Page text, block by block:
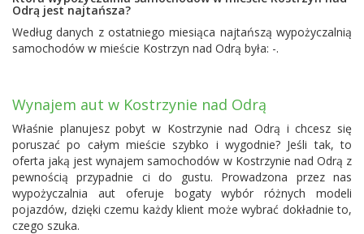
Odrą jest najtańsza?
Według danych z ostatniego miesiąca najtańszą wypożyczalnią
samochodów w mieście Kostrzyn nad Odrą była: -.
Wynajem aut w Kostrzynie nad Odrą
Właśnie planujesz pobyt w Kostrzynie nad Odrą i chcesz się
poruszać po całym mieście szybko i wygodnie? Jeśli tak, to
oferta jaką jest wynajem samochodów w Kostrzynie nad Odrą z
pewnością przypadnie ci do gustu. Prowadzona przez nas
wypożyczalnia aut oferuje bogaty wybór różnych modeli
pojazdów, dzięki czemu każdy klient może wybrać dokładnie to,
czego szuka.